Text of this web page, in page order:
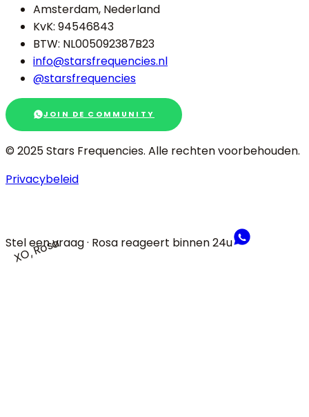
Amsterdam, Nederland
KvK: 94546843
BTW: NL005092387B23
info@starsfrequencies.nl
@starsfrequencies
JOIN DE COMMUNITY
© 2025 Stars Frequencies. Alle rechten voorbehouden.
Privacybeleid
XO, Rosa
Stel een vraag · Rosa reageert binnen 24u